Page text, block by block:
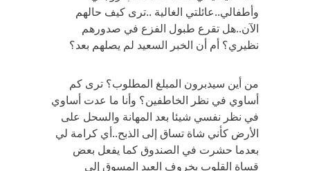
وأطفالي..عائلتي الغالية ..ترى كيف حالهم
الآن..هل تقرع طبول الفزع في صدورهم
نظيري؟ أم أن الخبر السعيد لم يصلهم بعد؟
من أين سيدبرون المبلغ المطلوب؟ ترى كم
أساوي في نظر الخاطفين؟ وأنا ما عدت أساوي
في نظر نفسي شيئا بعد المهانة والسحل على
الأرض كأني شاة تساق إلى الذبح..أي كرامة لي
بعدما حشرت في الصندوق كما يفعل بعض
قساة القلوب بخروف العيد المسوق إلى